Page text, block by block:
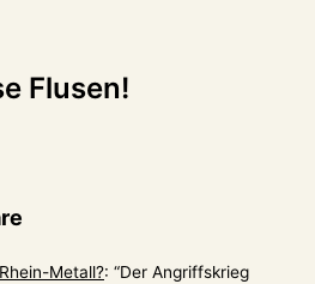
Flusen!
Metall?: “Der Angriffskrieg